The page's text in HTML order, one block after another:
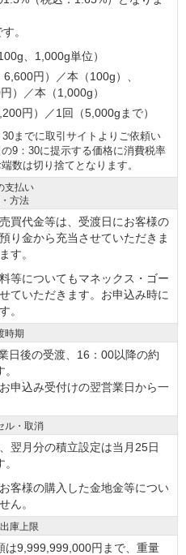
。
、1,000g単位）
円）／本（100g）、
）／本（1,000g）
円）／1回（5,000gまで）
までに取引サイトよりご依頼い
9：30に提示する価格に消費税率
数は切り捨てとなります。
支払い
方法
買代金等は、受渡日にお客様の
り金から充当させていただきま
す。
等についてもマネックス・ゴー
ていただきます。お申込み時に
。
時期
日後の受渡、16：00以降の約
申込み受付けの翌営業日から一
ル・取消
翌月分の積立設定は当月25日
客様の購入した金地金等につい
ん。
庫上限
は9,999,999,000円まで、重量